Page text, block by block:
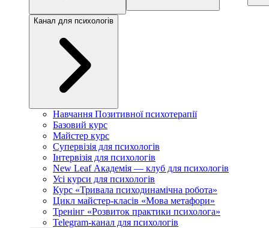
Канал для психологів
Навчання Позитивної психотерапії
Базовий курс
Майстер курс
Супервізія для психологів
Інтервізія для психологів
New Leaf Академія — клуб для психологів
Усі курси для психологів
Курс «Тривала психодинамічна робота»
Цикл майстер-класів «Мова метафори»
Тренінг «Розвиток практики психолога»
Telegram-канал для психологів